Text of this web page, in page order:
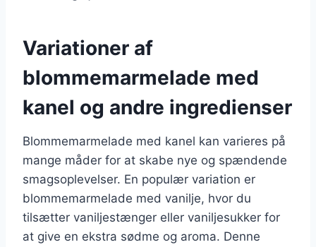
Variationer af
blommemarmelade med
kanel og andre ingredienser
Blommemarmelade med kanel kan varieres på
mange måder for at skabe nye og spændende
smagsoplevelser. En populær variation er
blommemarmelade med vanilje, hvor du
tilsætter vaniljestænger eller vaniljesukker for
at give en ekstra sødme og aroma. Denne